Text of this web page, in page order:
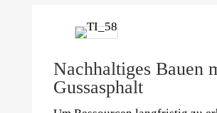
Nachhaltiges Bauen
Gussasphalt